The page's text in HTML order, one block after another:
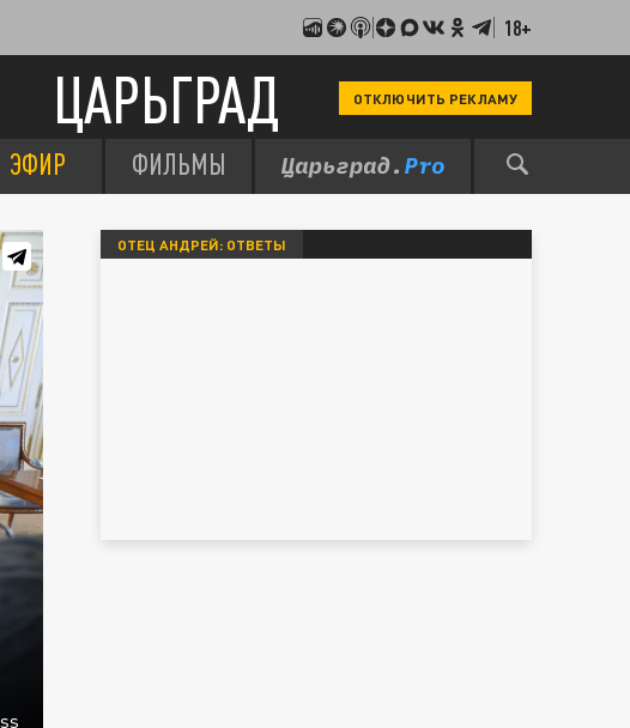
18+
ЦАРЬГРАД ОТКЛЮЧИТЬ РЕКЛАМУ
ЭФИР ФИЛЬМЫ
ОТЕЦ АНДРЕЙ: ОТВЕТЫ